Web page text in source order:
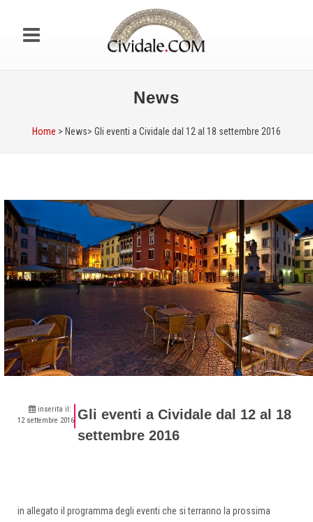
News
Home > News> Gli eventi a Cividale dal 12 al 18 settembre 2016
inserita il:
12 settembre 2016 Gli eventi a Cividale dal 12 al 18
settembre 2016
in allegato il programma degli eventi che si terranno la prossima